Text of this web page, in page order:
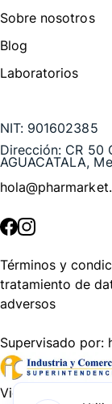
Sobre nosotros
Blog
Laboratorios
NIT: 901602385
Dirección: CR 50
AGUACATALA,
Términos y
tratamiento de
adversos
Supervisado por:
Vigilado por: